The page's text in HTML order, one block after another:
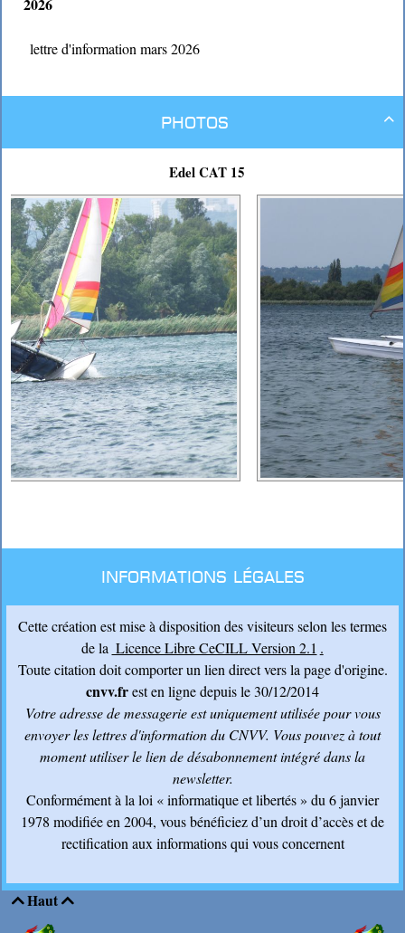
lettre d'information mars 2026

Photos
Edel CAT 15
Informations légales
Cette création est mise à disposition des visiteurs selon les termes
de la Licence Libre CeCILL Version 2.1 .
Toute citation doit comporter un lien direct vers la page d'origine.
cnvv.frest en ligne depuis le 30/12/2014
Votre adresse de messagerie est uniquement utilisée pour vous
envoyer les lettres d'information du CNVV. Vous pouvez à tout
moment utiliser le lien de désabonnement intégré dans la
newsletter.
Conformément à la loi « informatique et libertés » du 6 janvier
1978 modifiée en 2004, vous bénéficiez d’un droit d’accès et de
rectification aux informations qui vous concernent
Haut 